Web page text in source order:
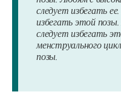
следует избегать
избегать этой
следует избегать
менструального
позы.